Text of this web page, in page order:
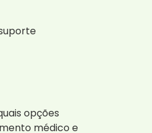
opções
médico e